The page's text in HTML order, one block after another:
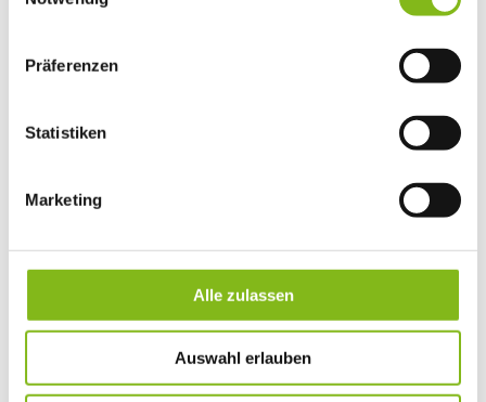
Präferenzen
Statistiken
Marketing
Alle zulassen
Auswahl erlauben